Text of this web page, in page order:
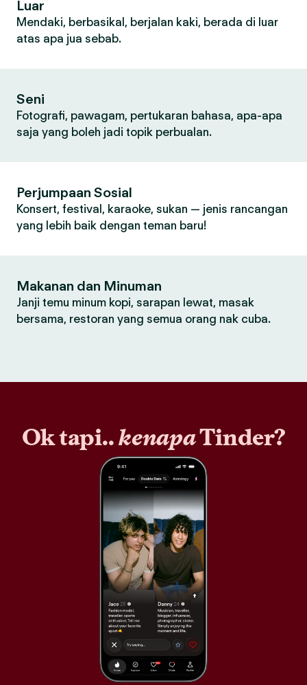
Luar
Mendaki, berbasikal, berjalan kaki, berada di luar
atas apa jua sebab.
Seni
Fotografi, pawagam, pertukaran bahasa, apa-apa
saja yang boleh jadi topik perbualan.
Perjumpaan Sosial
Konsert, festival, karaoke, sukan — jenis rancangan
yang lebih baik dengan teman baru!
Makanan dan Minuman
Janji temu minum kopi, sarapan lewat, masak
bersama, restoran yang semua orang nak cuba.
Ok tapi..kenapaTinder?